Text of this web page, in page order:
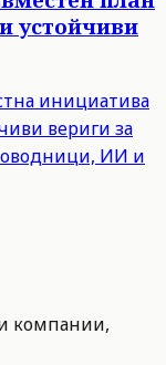
устойчиви
инициатива
вериги за
ИИ и
компании,